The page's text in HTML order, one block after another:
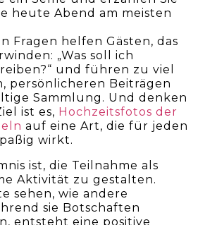
heute Abend am meisten
Fragen helfen Gästen, das
„Was soll ich
und führen zu viel
persönlicheren Beiträgen
Sammlung. Und denken
ist es, Hochzeitsfotos der
auf eine Art, die für jeden
wirkt.
ist, die Teilnahme als
Aktivität zu gestalten.
sehen, wie andere
sie Botschaften
entsteht eine positive